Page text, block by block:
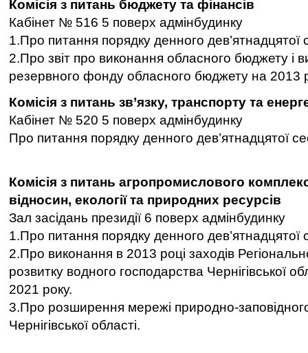
Комісія з питань бюджету та фінансів
Кабінет № 516 5 поверх адмінбудинку
1.Про питання порядку денного дев’ятнадцятої
2.Про звіт про виконання обласного бюджету і
резервного фонду обласного бюджету на 2013
Комісія з питань зв’язку, транспорту та
Кабінет № 520 5 поверх адмінбудинку
Про питання порядку денного дев’ятнадцятої
Комісія з питань агропромислового
відносин, екології та природних ресурсів
Зал засідань президії 6 поверх адмінбудинку
1.Про питання порядку денного дев’ятнадцятої
2.Про виконання в 2013 році заходів
розвитку водного господарства Чернігівської
2021 року.
3.Про розширення мережі природно-
Чернігівської області.